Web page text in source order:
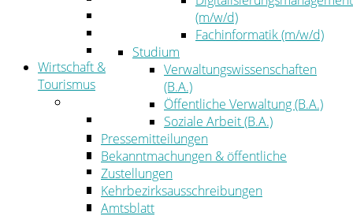
Kommunalaufsicht
Zahlen, Daten, Fakten
Wirtschaft &
Tourismus
Wirtschaftsförderung
Gewerbeflächen und Unternehmen
Arbeitgeberservice
Mobilfunk & Breitband
Straßen- und Radwegebau
Landwirtschaft
(m/w/d)
Fachinformatik (m/w/d)
Studium
Verwaltungswissenschaften
(B.A.)
Öffentliche Verwaltung (B.A.)
Soziale Arbeit (B.A.)
Pressemitteilungen
Bekanntmachungen & öffentliche
Zustellungen
Kehrbezirksausschreibungen
Amtsblatt